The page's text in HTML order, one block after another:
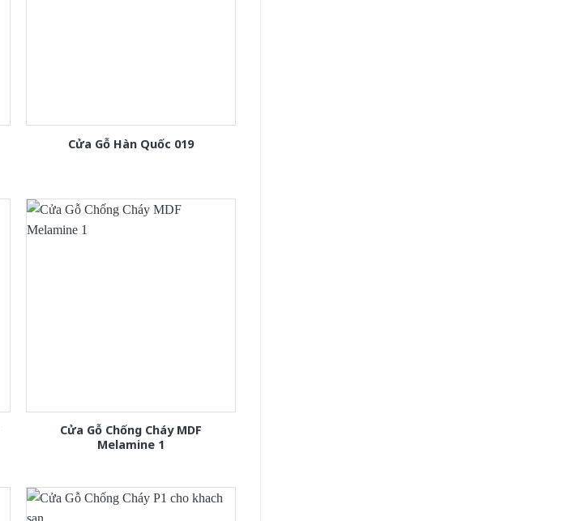
Cửa Gỗ Hàn Quốc 019
Cửa Gỗ Chống Cháy MDF
Melamine 1